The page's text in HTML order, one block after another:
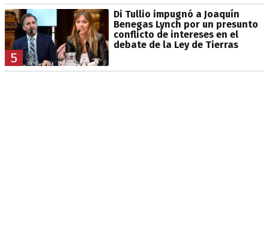
5
Di Tullio impugnó a Joaquín
Benegas Lynch por un presunto
conflicto de intereses en el
debate de la Ley de Tierras